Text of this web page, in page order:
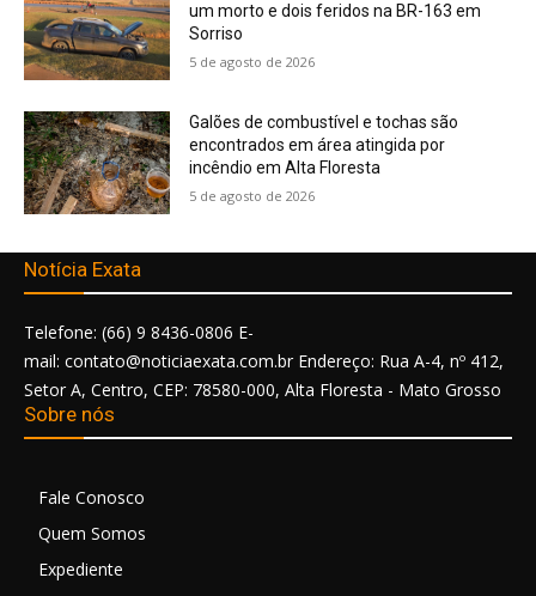
um morto e dois feridos na BR-163 em
Sorriso
5 de agosto de 2026
Galões de combustível e tochas são
encontrados em área atingida por
incêndio em Alta Floresta
5 de agosto de 2026
Notícia Exata
Telefone: (66) 9 8436-0806 E-
mail: contato@noticiaexata.com.br Endereço: Rua A-4, nº 412,
Setor A, Centro, CEP: 78580-000, Alta Floresta - Mato Grosso
Sobre nós
Fale Conosco
Quem Somos
Expediente